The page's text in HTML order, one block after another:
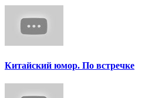
Китайский юмор. По встречке